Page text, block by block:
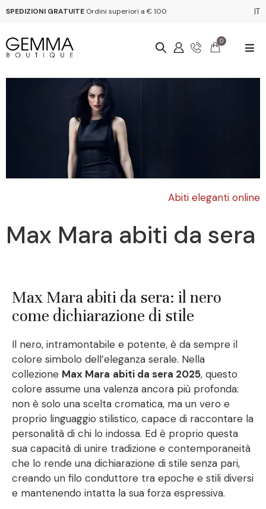
SPEDIZIONI GRATUITE Ordini superiori a € 100 IT
0
Abiti eleganti online
Max Mara abiti da sera
Max Mara abiti da sera: il nero
come dichiarazione di stile
Il nero, intramontabile e potente, è da sempre il
colore simbolo dell’eleganza serale. Nella
collezione Max Mara abiti da sera 2025, questo
colore assume una valenza ancora più profonda:
non è solo una scelta cromatica, ma un vero e
proprio linguaggio stilistico, capace di raccontare la
personalità di chi lo indossa. Ed è proprio questa
sua capacità di unire tradizione e contemporaneità
che lo rende una dichiarazione di stile senza pari,
creando un filo conduttore tra epoche e stili diversi
e mantenendo intatta la sua forza espressiva.